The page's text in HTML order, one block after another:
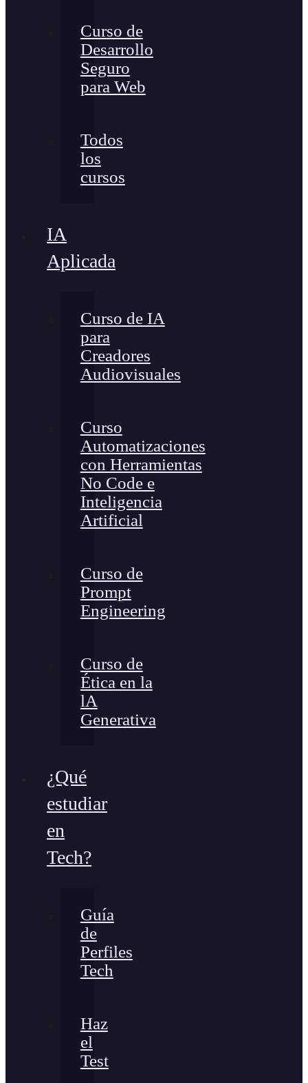
Curso de
Desarrollo
Seguro
para Web
Todos
los
cursos
IA
Aplicada
Curso de IA
para
Creadores
Audiovisuales
Curso
Automatizaciones
con Herramientas
No Code e
Inteligencia
Artificial
Curso de
Prompt
Engineering
Curso de
Ética en la
lA
Generativa
¿Qué
estudiar
en
Tech?
Guía
de
Perfiles
Tech
Haz
el
Test